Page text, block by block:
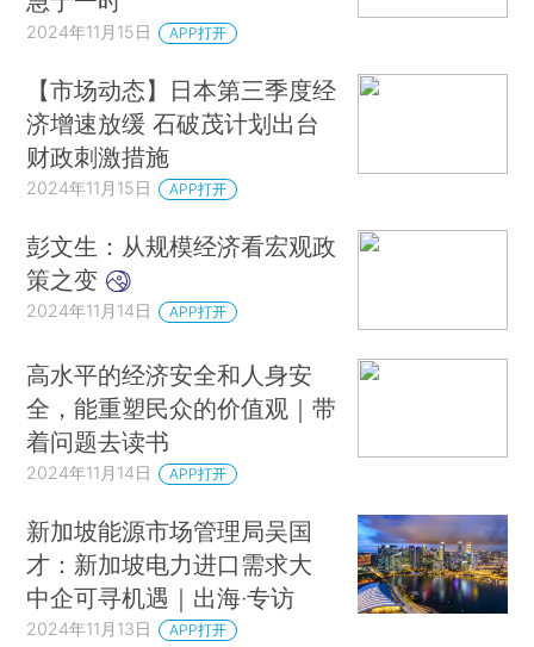
2024年11月15日 APP打开
【市场动态】日本第三季度经
济增速放缓 石破茂计划出台
财政刺激措施
2024年11月15日 APP打开
彭文生：从规模经济看宏观政
策之变
2024年11月14日 APP打开
高水平的经济安全和人身安
全，能重塑民众的价值观｜带
着问题去读书
2024年11月14日 APP打开
新加坡能源市场管理局吴国
才：新加坡电力进口需求大
中企可寻机遇｜出海·专访
2024年11月13日 APP打开